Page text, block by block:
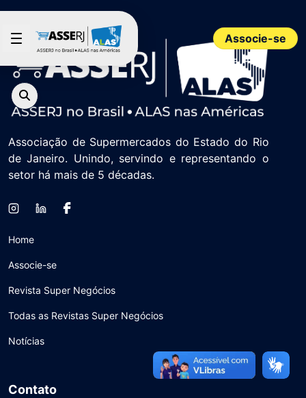
Pular para o Conteúdo principal
Associe-se
Associação de Supermercados do Estado do Rio
de Janeiro. Unindo, servindo e representando o
setor há mais de 5 décadas.
Home
Associe-se
Revista Super Negócios
Todas as Revistas Super Negócios
Notícias
Contato